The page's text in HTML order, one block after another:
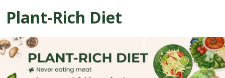
Plant-Rich Diet